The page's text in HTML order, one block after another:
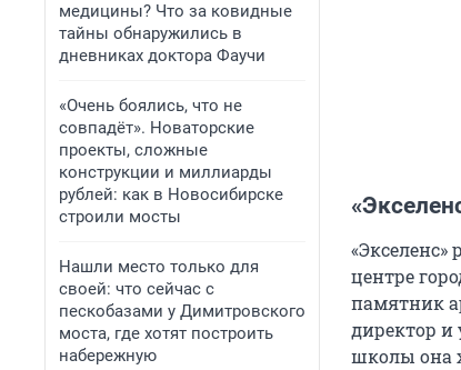
медицины? Что за ковидные
тайны обнаружились в
дневниках доктора Фаучи
«Очень боялись, что не
совпадёт». Новаторские
проекты, сложные
конструкции и миллиарды
рублей: как в Новосибирске
строили мосты
Нашли место только для
своей: что сейчас с
пескобазами у Димитровского
моста, где хотят построить
набережную
«Экселенс»
центре
памятник
директор
школы она